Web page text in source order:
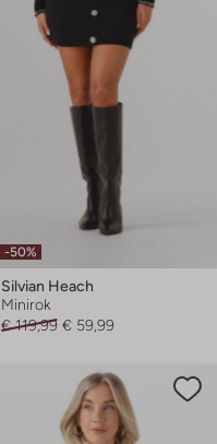
-50%
Silvian Heach
Minirok
€ 119,99 € 59,99